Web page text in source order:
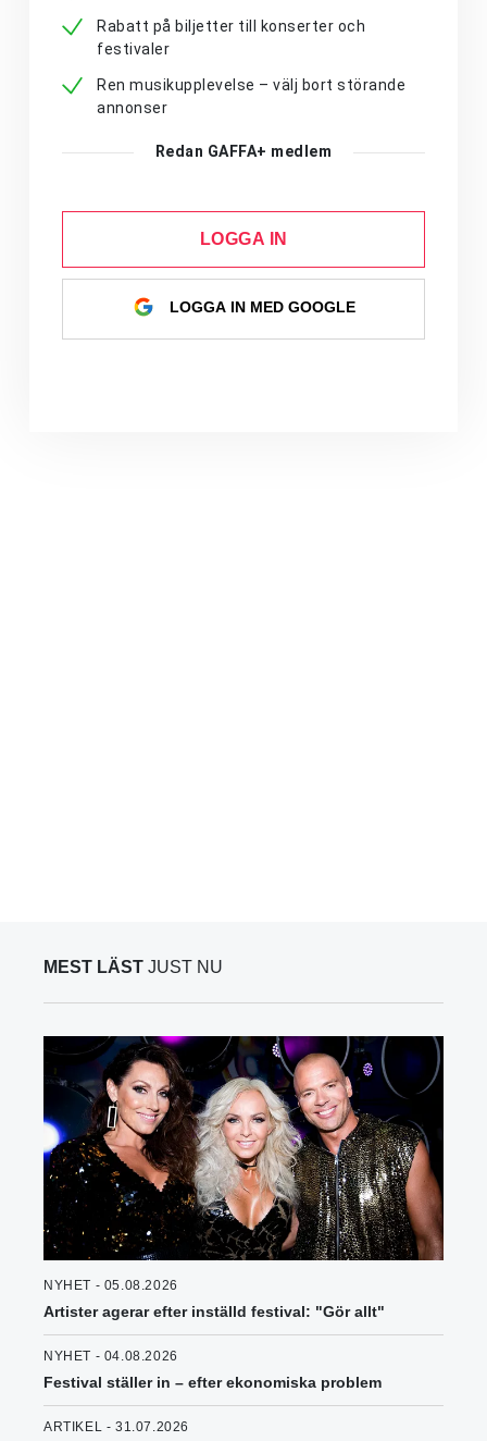
Rabatt på biljetter till konserter och
festivaler
Ren musikupplevelse – välj bort störande
annonser
Redan GAFFA+ medlem
LOGGA IN
LOGGA IN MED GOOGLE
MEST LÄST JUST NU
NYHET - 05.08.2026
Artister agerar efter inställd festival: "Gör allt"
NYHET - 04.08.2026
Festival ställer in – efter ekonomiska problem
ARTIKEL - 31.07.2026